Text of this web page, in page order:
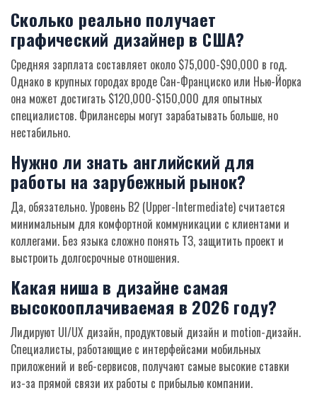
Сколько реально получает
графический дизайнер в США?
Средняя зарплата составляет около $75,000-$90,000 в год.
Однако в крупных городах вроде Сан-Франциско или Нью-Йорка
она может достигать $120,000-$150,000 для опытных
специалистов. Фрилансеры могут зарабатывать больше, но
нестабильно.
Нужно ли знать английский для
работы на зарубежный рынок?
Да, обязательно. Уровень B2 (Upper-Intermediate) считается
минимальным для комфортной коммуникации с клиентами и
коллегами. Без языка сложно понять ТЗ, защитить проект и
выстроить долгосрочные отношения.
Какая ниша в дизайне самая
высокооплачиваемая в 2026 году?
Лидируют UI/UX дизайн, продуктовый дизайн и motion-дизайн.
Специалисты, работающие с интерфейсами мобильных
приложений и веб-сервисов, получают самые высокие ставки
из-за прямой связи их работы с прибылью компании.